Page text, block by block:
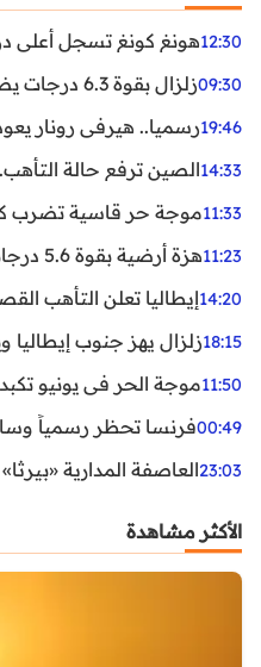
12:30هونغ كونغ تسجل أعلى
09:30زلزال بقوة 6.3 درجات يضرب جنوب الفلبين.. ولا تحذير من تسونامي حتى الآن
19:46رسميا.. هيرفي رونار
14:33الصين ترفع حالة
11:33موجة حر قاسية تضرب
11:23هزة أرضية بقوة 5.6 درجات تضرب مصر
14:20إيطاليا تعلن التأهب القصوى في 23 مدينة
18:15زلزال يهز جنوب
11:50موجة الحر في يونيو تكبد
00:49فرنسا تحظر رسمياً وسائل
23:03العاصفة المدارية
الأكثر مشاهدة